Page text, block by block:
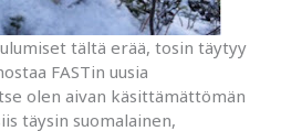
tältä erää, tosin täytyy
FASTin uusia
olen aivan käsittämättömän
täysin suomalainen,